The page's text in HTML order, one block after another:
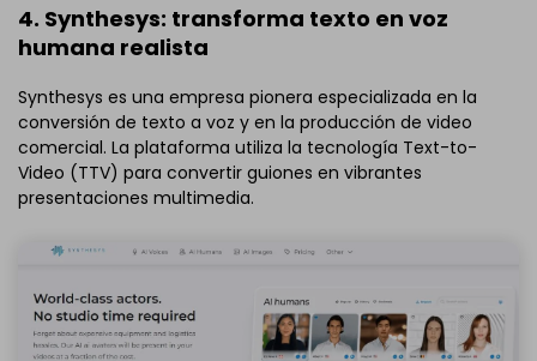
4. Synthesys: transforma texto en voz
humana realista
Synthesys es una empresa pionera especializada en la
conversión de texto a voz y en la producción de video
comercial. La plataforma utiliza la tecnología Text-to-
Video (TTV) para convertir guiones en vibrantes
presentaciones multimedia.